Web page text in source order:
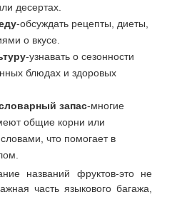
десертах.
-обсуждать рецепты, диеты,
о вкусе.
-узнавать о сезонности
блюдах и здоровых
запас-многие
общие корни или
что помогает в
названий фруктов-это не
часть языкового багажа,